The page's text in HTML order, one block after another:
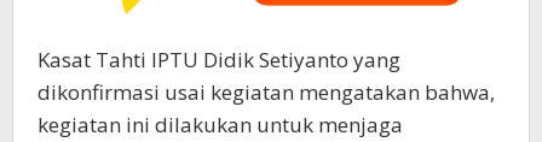
Kasat Tahti IPTU Didik Setiyanto yang
dikonfirmasi usai kegiatan mengatakan bahwa,
kegiatan ini dilakukan untuk menjaga